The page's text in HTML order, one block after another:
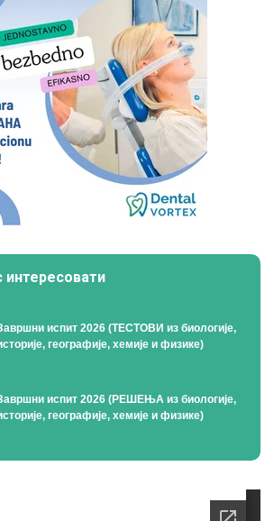
испит 2026 (ТЕСТОВИ из биологије,
географије, хемије и физике)
испит 2026 (РЕШЕЊА из биологије,
географије, хемије и физике)